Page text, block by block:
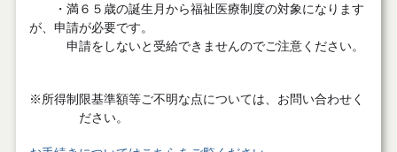
・満６５歳の誕生月から福祉医療制度の対象になります
が、申請が必要です。
申請をしないと受給できませんのでご注意ください。
※所得制限基準額等ご不明な点については、お問い合わせく
ださい。